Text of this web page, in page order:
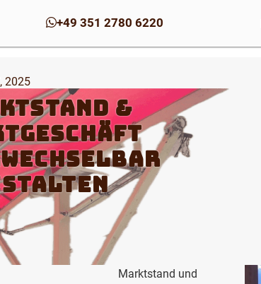
+49 351 2780 6220
2025
&
Marktstand und